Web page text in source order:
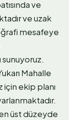
ve
ve uzak
mesafeye
Mahalle
ekip planı
üst düzeyde